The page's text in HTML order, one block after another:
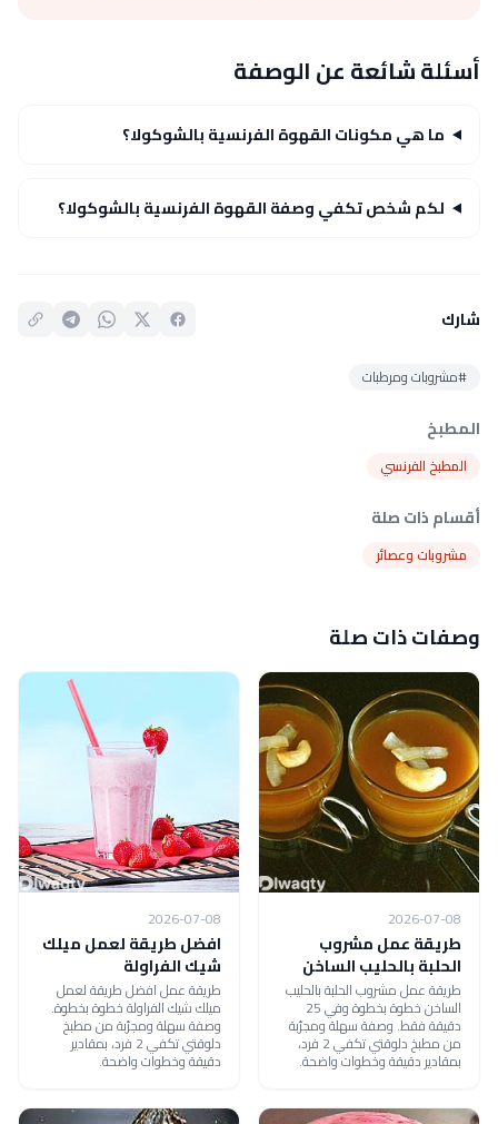
أسئلة شائعة عن الوصفة
ما هي مكونات القهوة الفرنسية بالشوكولا؟
لكم شخص تكفي وصفة القهوة الفرنسية بالشوكولا؟
شارك
#مشروبات ومرطبات
المطبخ
المطبخ الفرنسي
أقسام ذات صلة
مشروبات وعصائر
وصفات ذات صلة
2026-07-08
طريقة عمل مشروب
الحلبة بالحليب الساخن
طريقة عمل مشروب الحلبة بالحليب
الساخن خطوة بخطوة وفي 25
دقيقة فقط. وصفة سهلة ومجرّبة
من مطبخ دلوقتي تكفي 2 فرد،
بمقادير دقيقة وخطوات واضحة.
2026-07-08
افضل طريقة لعمل ميلك
شيك الفراولة
طريقة عمل افضل طريقة لعمل
ميلك شيك الفراولة خطوة بخطوة.
وصفة سهلة ومجرّبة من مطبخ
دلوقتي تكفي 2 فرد، بمقادير
دقيقة وخطوات واضحة.